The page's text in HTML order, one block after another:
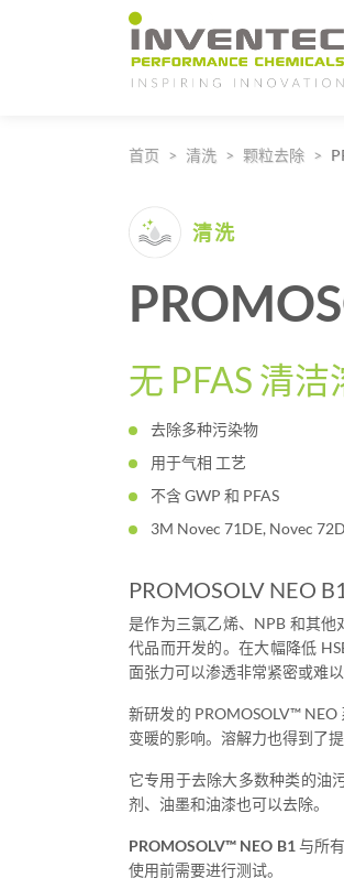
Main Navigation
首页 清洗 颗粒去除
清洗
无 PFAS 清洁
去除多种污染物
用于气相 工艺
不含 GWP 和 PFAS
3M Novec 71DE, Novec
PROMOSOLV NEO
是作为三氯乙烯、NPB 和其
代品而开发的。在大幅降低
面张力可以渗透非常紧密或难
新研发的 PROMOSOLV™
变暖的影响。溶解力也得到了
它专用于去除大多数种类的油
剂、油墨和油漆也可以去除。
PROMOSOLV™ NEO B1 与所
使用前需要进行测试。